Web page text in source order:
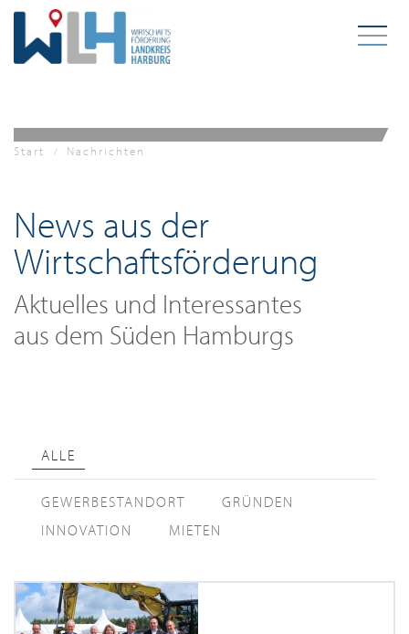
Zum Hauptinhalt springen
Start Nachrichten
News aus der
Wirtschaftsförderung
Aktuelles und Interessantes
aus dem Süden Hamburgs
ALLE
GEWERBESTANDORT
GRÜNDEN
INNOVATION
MIETEN